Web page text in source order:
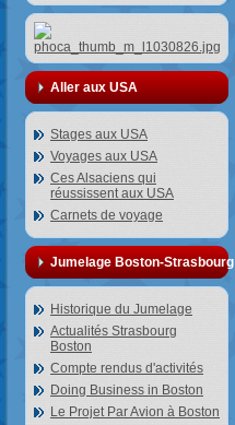
Aller aux USA
Stages aux USA
Voyages aux USA
Ces Alsaciens qui
réussissent aux USA
Carnets de voyage
Jumelage Boston-Strasbourg
Historique du Jumelage
Actualités Strasbourg
Boston
Compte rendus d'activités
Doing Business in Boston
Le Projet Par Avion à Boston